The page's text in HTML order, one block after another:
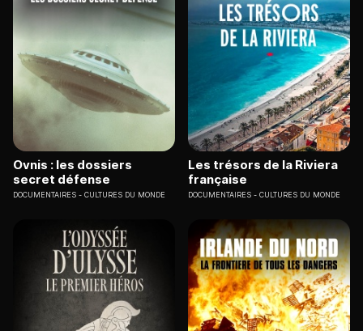
Ovnis : les dossiers
secret défense
DOCUMENTAIRES CULTURES DU MONDE
Les trésors de la Riviera
française
DOCUMENTAIRES CULTURES DU MONDE